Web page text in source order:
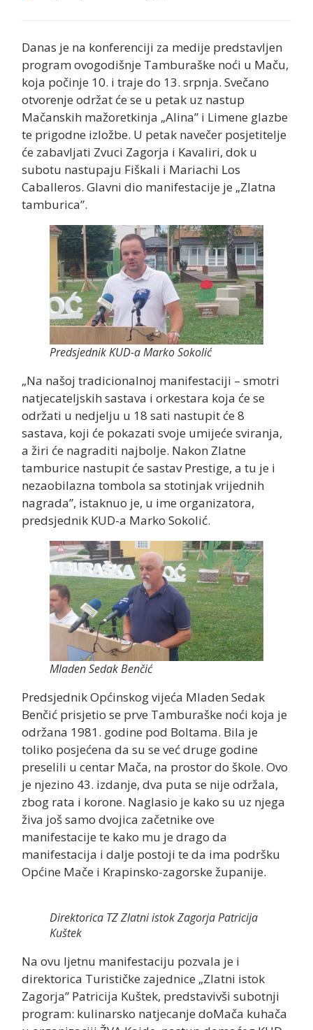
Danas je na konferenciji za medije predstavljen
program ovogodišnje Tamburaške noći u Maču,
koja počinje 10. i traje do 13. srpnja. Svečano
otvorenje održat će se u petak uz nastup
Mačanskih mažoretkinja „Alina” i Limene glazbe
te prigodne izložbe. U petak navečer posjetitelje
će zabavljati Zvuci Zagorja i Kavaliri, dok u
subotu nastupaju Fiškali i Mariachi Los
Caballeros. Glavni dio manifestacije je „Zlatna
tamburica”.
Predsjednik KUD-a Marko Sokolić
„Na našoj tradicionalnoj manifestaciji – smotri
natjecateljskih sastava i orkestara koja će se
održati u nedjelju u 18 sati nastupit će 8
sastava, koji će pokazati svoje umijeće sviranja,
a žiri će nagraditi najbolje. Nakon Zlatne
tamburice nastupit će sastav Prestige, a tu je i
nezaobilazna tombola sa stotinjak vrijednih
nagrada”, istaknuo je, u ime organizatora,
predsjednik KUD-a Marko Sokolić.
Mladen Sedak Benčić
Predsjednik Općinskog vijeća Mladen Sedak
Benčić prisjetio se prve Tamburaške noći koja je
održana 1981. godine pod Boltama. Bila je
toliko posjećena da su se već druge godine
preselili u centar Mača, na prostor do škole. Ovo
je njezino 43. izdanje, dva puta se nije održala,
zbog rata i korone. Naglasio je kako su uz njega
živa još samo dvojica začetnike ove
manifestacije te kako mu je drago da
manifestacija i dalje postoji te da ima podršku
Općine Mače i Krapinsko-zagorske županije.
Direktorica TZ Zlatni istok Zagorja Patricija
Kuštek
Na ovu ljetnu manifestaciju pozvala je i
direktorica Turističke zajednice „Zlatni istok
Zagorja” Patricija Kuštek, predstavivši subotnji
program: kulinarsko natjecanje doMača kuhača